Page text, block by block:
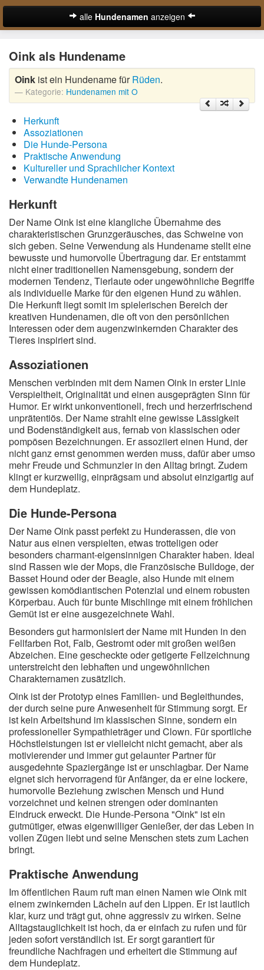
alle Hundenamen anzeigen
Hundenamen für Rüden
Hundenamen für Hündinnen
Beliebteste Hundenamen
Coole Hundenamen
Englische Hundenamen
Lustige Hundenamen
Süße Hundenamen
Hundenamen von A-Z:
A
B C D E F G H
J
K L M N O P Q
R
S
T U V W X Y Z
Oink als Hundename
Oink ist ein Hundename fürRüden.
Kategorie: Hundenamen mit O
Herkunft
Assoziationen
Die Hunde-Persona
Praktische Anwendung
Kultureller und Sprachlicher Kontext
Verwandte Hundenamen
Herkunft
Der Name Oink ist eine klangliche Übernahme des
charakteristischen Grunzgeräusches, das Schweine von
sich geben. Seine Verwendung als Hundename stellt eine
bewusste und humorvolle Übertragung dar. Er entstammt
nicht einer traditionellen Namensgebung, sondern der
modernen Tendenz, Tierlaute oder ungewöhnliche Begriffe
als individuelle Marke für den eigenen Hund zu wählen.
Die Herkunft liegt somit im spielerischen Bereich der
kreativen Hundenamen, die oft von den persönlichen
Interessen oder dem augenzwinkernden Charakter des
Tieres inspiriert sind.
Assoziationen
Menschen verbinden mit dem Namen Oink in erster Linie
Verspieltheit, Originalität und einen ausgeprägten Sinn für
Humor. Er wirkt unkonventionell, frech und herzerfrischend
unprätentiös. Der Name strahlt eine gewisse Lässigkeit
und Bodenständigkeit aus, fernab von klassischen oder
pompösen Bezeichnungen. Er assoziiert einen Hund, der
nicht ganz ernst genommen werden muss, dafür aber umso
mehr Freude und Schmunzler in den Alltag bringt. Zudem
klingt er kurzweilig, einprägsam und absolut einzigartig auf
dem Hundeplatz.
Die Hunde-Persona
Der Name Oink passt perfekt zu Hunderassen, die von
Natur aus einen verspielten, etwas trotteligen oder
besonders charmant-eigensinnigen Charakter haben. Ideal
sind Rassen wie der Mops, die Französische Bulldoge, der
Basset Hound oder der Beagle, also Hunde mit einem
gewissen komödiantischen Potenzial und einem robusten
Körperbau. Auch für bunte Mischlinge mit einem fröhlichen
Gemüt ist er eine ausgezeichnete Wahl.
Besonders gut harmonisiert der Name mit Hunden in den
Fellfarben Rot, Falb, Gestromt oder mit großen weißen
Abzeichen. Eine gescheckte oder getigerte Fellzeichnung
unterstreicht den lebhaften und ungewöhnlichen
Charakternamen zusätzlich.
Oink ist der Prototyp eines Familien- und Begleithundes,
der durch seine pure Anwesenheit für Stimmung sorgt. Er
ist kein Arbeitshund im klassischen Sinne, sondern ein
professioneller Sympathieträger und Clown. Für sportliche
Höchstleistungen ist er vielleicht nicht gemacht, aber als
motivierender und immer gut gelaunter Partner für
ausgedehnte Spaziergänge ist er unschlagbar. Der Name
eignet sich hervorragend für Anfänger, da er eine lockere,
humorvolle Beziehung zwischen Mensch und Hund
vorzeichnet und keinen strengen oder dominanten
Eindruck erweckt. Die Hunde-Persona "Oink" ist ein
gutmütiger, etwas eigenwilliger Genießer, der das Leben in
vollen Zügen liebt und seine Menschen stets zum Lachen
bringt.
Praktische Anwendung
Im öffentlichen Raum ruft man einen Namen wie Oink mit
einem zwinkernden Lächeln auf den Lippen. Er ist lautlich
klar, kurz und trägt gut, ohne aggressiv zu wirken. Seine
Alltagstauglichkeit ist hoch, da er einfach zu rufen und für
jeden sofort verständlich ist. Er sorgt garantiert für
freundliche Nachfragen und erheitert die Stimmung auf
dem Hundeplatz.